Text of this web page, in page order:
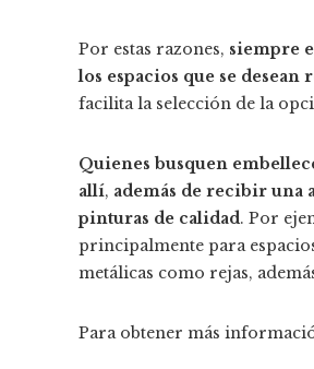
Por estas razones, siempre
los espacios que se desean
facilita la selección de la
Quienes busquen
allí, además de recibir una
pinturas de calidad. Por
principalmente para
metálicas como rejas,
Para obtener más